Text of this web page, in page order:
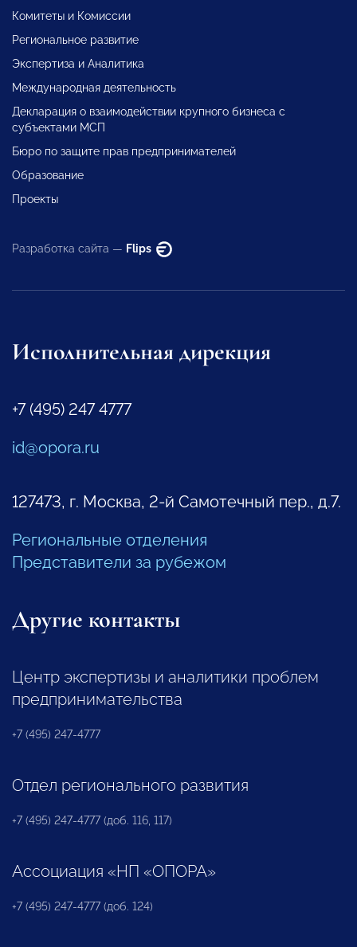
Комитеты и Комиссии
Региональное развитие
Экспертиза и Аналитика
Международная деятельность
Декларация о взаимодействии крупного бизнеса с
субъектами МСП
Бюро по защите прав предпринимателей
Образование
Проекты
Разработка сайта — Flips
Исполнительная дирекция
+7 (495) 247 4777
id@opora.ru
127473, г. Москва, 2-й Самотечный пер., д.7.
Региональные отделения
Представители за рубежом
Другие контакты
Центр экспертизы и аналитики проблем
предпринимательства
+7 (495) 247-4777
Отдел регионального развития
+7 (495) 247-4777 (доб. 116, 117)
Ассоциация «НП «ОПОРА»
+7 (495) 247-4777 (доб. 124)